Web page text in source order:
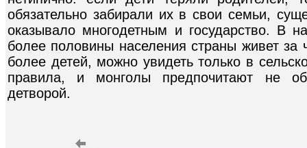
обязательно забирали их в свои семьи,
оказывало многодетным и государство. В
более половины населения страны живет за
более детей, можно увидеть только в
правила, и монголы предпочитают не
детворой.